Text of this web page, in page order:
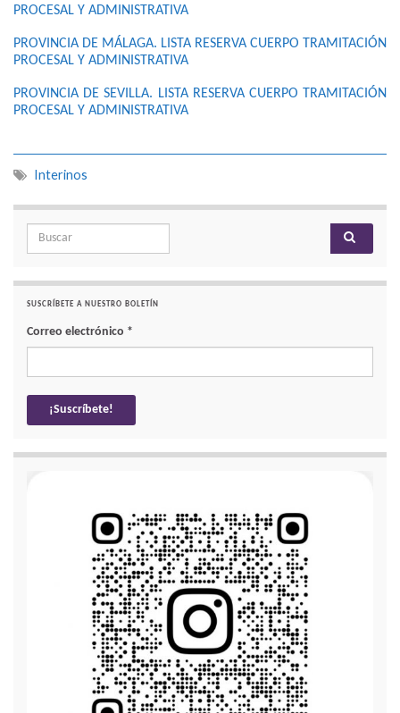
PROCESAL Y ADMINISTRATIVA
PROVINCIA DE MÁLAGA. LISTA RESERVA CUERPO TRAMITACIÓN
PROCESAL Y ADMINISTRATIVA
PROVINCIA DE SEVILLA. LISTA RESERVA CUERPO TRAMITACIÓN
PROCESAL Y ADMINISTRATIVA
Interinos
Search for:
SUSCRÍBETE A NUESTRO BOLETÍN
Correo electrónico *